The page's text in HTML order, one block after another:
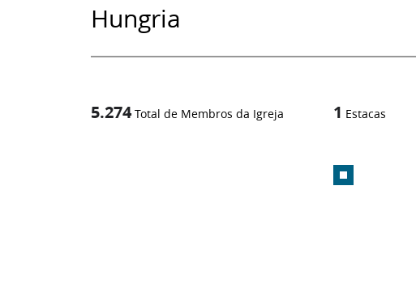
Hungria
5.274 Total de Membros da Igreja 1 Estacas